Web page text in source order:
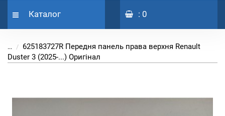
Каталог : 0
...
625183727R Передня панель права верхня Renault
Duster 3 (2025-...) Оригінал